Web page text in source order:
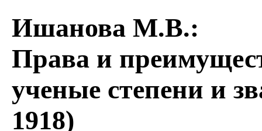
Ишанова М.В.:
Права и
ученые степени и
1918)